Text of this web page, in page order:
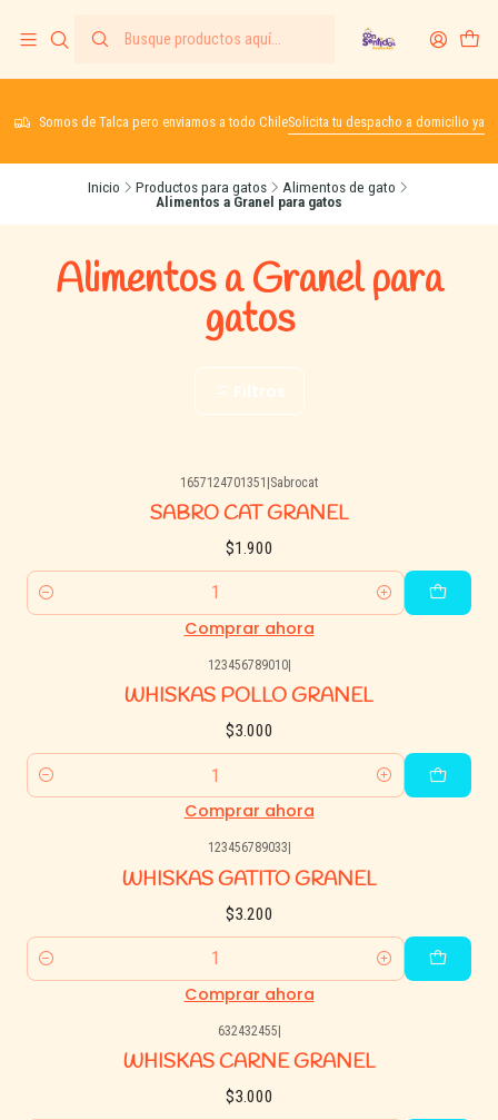
Somos de Talca pero enviamos a todo ChileSolicita tu despacho a domicilio ya
Inicio Productos para gatos
Alimentos de gato
Alimentos a Granel para gatos
Alimentos a Granel para
gatos
Filtros
1657124701351 |Sabrocat
SABRO CAT GRANEL
$1.900
Cantidad
Comprar ahora
123456789010|
WHISKAS POLLO GRANEL
$3.000
Cantidad
Comprar ahora
123456789033
WHISKAS GATITO GRANEL
$3.200
Cantidad
Comprar ahora
632432455|
WHISKAS CARNE GRANEL
$3.000